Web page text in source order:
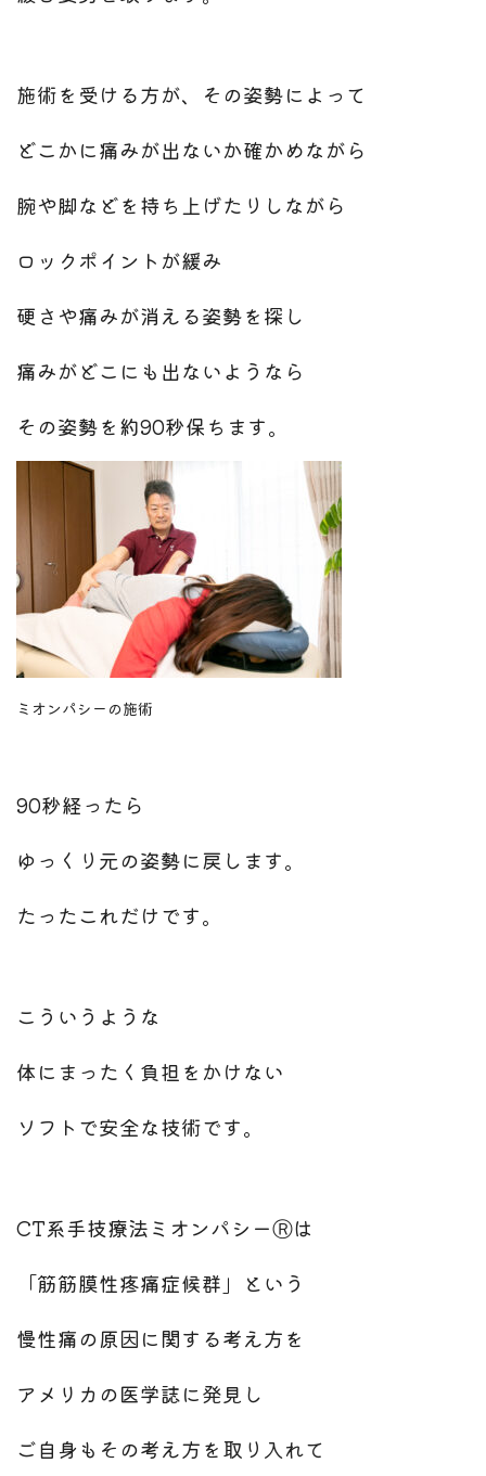
施術を受ける方が、その姿勢によって
どこかに痛みが出ないか確かめながら
腕や脚などを持ち上げたりしながら
ロックポイントが緩み
硬さや痛みが消える姿勢を探し
痛みがどこにも出ないようなら
その姿勢を約90秒保ちます。
ミオンパシーの施術
90秒経ったら
ゆっくり元の姿勢に戻します。
たったこれだけです。
こういうような
体にまったく負担をかけない
ソフトで安全な技術です。
CT系手技療法ミオンパシーⓇは
「筋筋膜性疼痛症候群」という
慢性痛の原因に関する考え方を
アメリカの医学誌に発見し
ご自身もその考え方を取り入れて